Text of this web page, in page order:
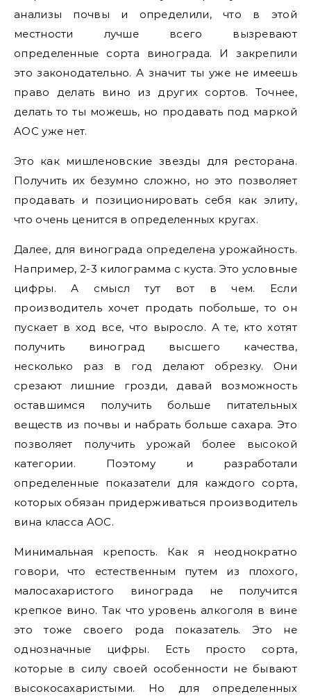
анализы почвы и определили, что в этой
местности лучше всего вызревают
определенные сорта винограда. И закрепили
это законодательно. А значит ты уже не имеешь
право делать вино из других сортов. Точнее,
делать то ты можешь, но продавать под маркой
AOC уже нет.
Это как мишленовские звезды для ресторана.
Получить их безумно сложно, но это позволяет
продавать и позиционировать себя как элиту,
что очень ценится в определенных кругах.
Далее, для винограда определена урожайность.
Например, 2-3 килограмма с куста. Это условные
цифры. А смысл тут вот в чем. Если
производитель хочет продать побольше, то он
пускает в ход все, что выросло. А те, кто хотят
получить виноград высшего качества,
несколько раз в год делают обрезку. Они
срезают лишние грозди, давай возможность
оставшимся получить больше питательных
веществ из почвы и набрать больше сахара. Это
позволяет получить урожай более высокой
категории. Поэтому и разработали
определенные показатели для каждого сорта,
которых обязан придерживаться производитель
вина класса AOC.
Минимальная крепость. Как я неоднократно
говори, что естественным путем из плохого,
малосахаристого винограда не получится
крепкое вино. Так что уровень алкоголя в вине
это тоже своего рода показатель. Это не
однозначные цифры. Есть просто сорта,
которые в силу своей особенности не бывают
высокосахаристыми. Но для определенных